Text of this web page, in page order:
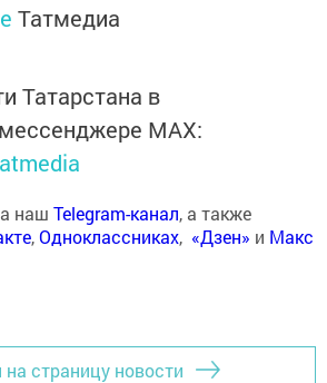
Татмедиа
Татарстана в
MАХ:
наш Telegram-канал, а также
,Одноклассниках, «Дзен» и Макс
на страницу новости